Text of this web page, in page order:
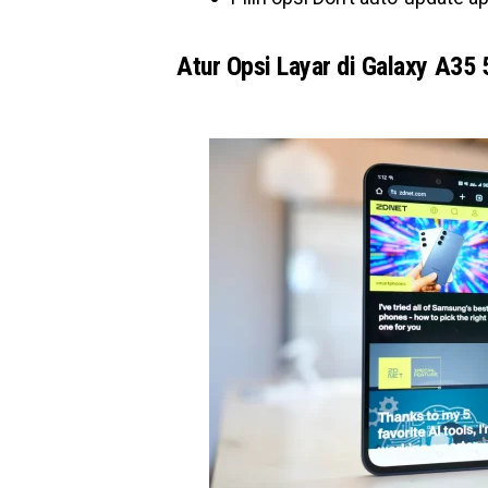
Atur Opsi Layar di Galaxy A35